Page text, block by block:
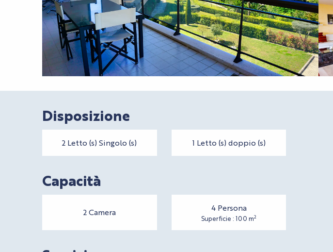
Disposizione
2 Letto (s) Singolo (s) 1 Letto (s) doppio (s)
Capacità
2 Camera 4 Persona
Superficie : 100 m2